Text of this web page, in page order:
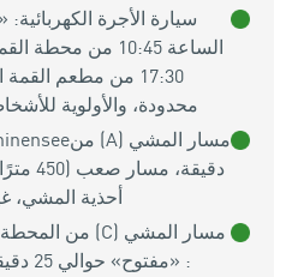
سيارة الأجرة
الساعة 10:45 من
17:30 من مطعم
محدودة، والأولوية
أحذية المشي،
: «مفتوح» حوالي 25 دقيقة مناسب لعربات الأطفال